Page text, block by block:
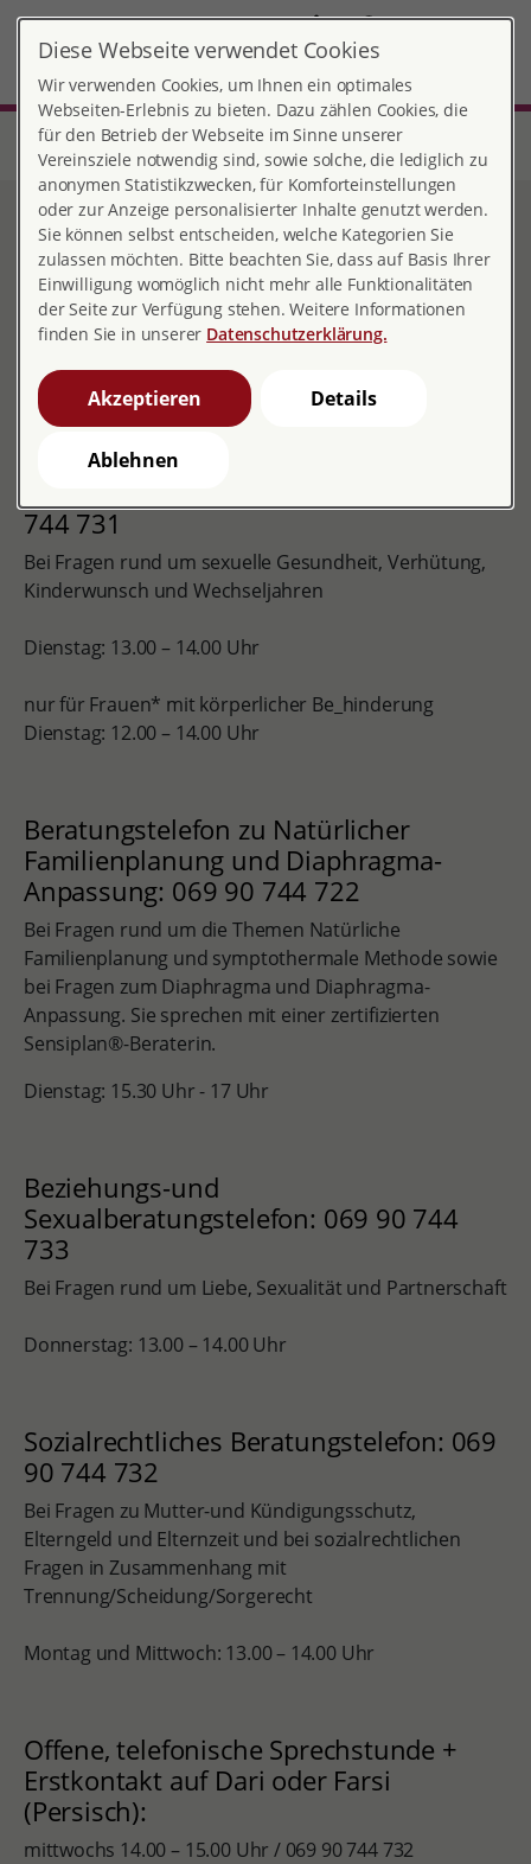
DE EN
Start Hessen
Beratungsstelle Frankfurt-Höchst
Beratungstelefone
Beratungstelefone
Beratungstelefone
Die Telefonberatungszeiten sind für kurze Anfragen
reserviert. Für eine ausführliche Beratung vereinbaren
744 731
Bei Fragen rund um sexuelle Gesundheit, Verhütung,
Kinderwunsch und Wechseljahren
Dienstag: 13.00 – 14.00 Uhr
nur für Frauen* mit körperlicher Be_hinderung
Dienstag: 12.00 – 14.00 Uhr
Beratungstelefon zu Natürlicher
Familienplanung und Diaphragma-
Anpassung: 069 90 744 722
Bei Fragen rund um die Themen Natürliche
Familienplanung und symptothermale Methode sowie
bei Fragen zum Diaphragma und Diaphragma-
Anpassung. Sie sprechen mit einer zertifizierten
Sensiplan®-Beraterin.
Dienstag: 15.30 Uhr - 17 Uhr
Beziehungs-und
Sexualberatungstelefon: 069 90 744
733
Bei Fragen rund um Liebe, Sexualität und Partnerschaft
Donnerstag: 13.00 – 14.00 Uhr
Sozialrechtliches Beratungstelefon: 069
90 744 732
Bei Fragen zu Mutter-und Kündigungsschutz,
Elterngeld und Elternzeit und bei sozialrechtlichen
Fragen in Zusammenhang mit
Trennung/Scheidung/Sorgerecht
Montag und Mittwoch: 13.00 – 14.00 Uhr
Offene, telefonische Sprechstunde +
Erstkontakt auf Dari oder Farsi
(Persisch):
mittwochs 14.00 – 15.00 Uhr / 069 90 744 732
Diese Webseite verwendet Cookies
Wir verwenden Cookies, um Ihnen ein optimales
Webseiten-Erlebnis zu bieten. Dazu zählen Cookies, die
für den Betrieb der Webseite im Sinne unserer
Vereinsziele notwendig sind, sowie solche, die lediglich zu
anonymen Statistikzwecken, für Komforteinstellungen
oder zur Anzeige personalisierter Inhalte genutzt werden.
Sie können selbst entscheiden, welche Kategorien Sie
zulassen möchten. Bitte beachten Sie, dass auf Basis Ihrer
Einwilligung womöglich nicht mehr alle Funktionalitäten
der Seite zur Verfügung stehen. Weitere Informationen
finden Sie in unserer Datenschutzerklärung.
Akzeptieren Details
Ablehnen